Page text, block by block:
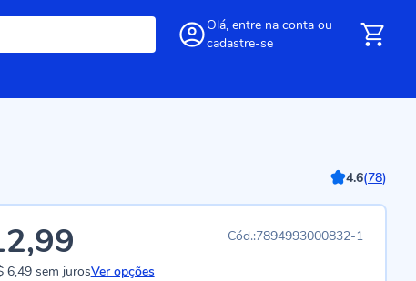
Olá, entre na conta ou
cadastre-se
4.6(78)
7894993000832-1
6,49sem jurosVer opções